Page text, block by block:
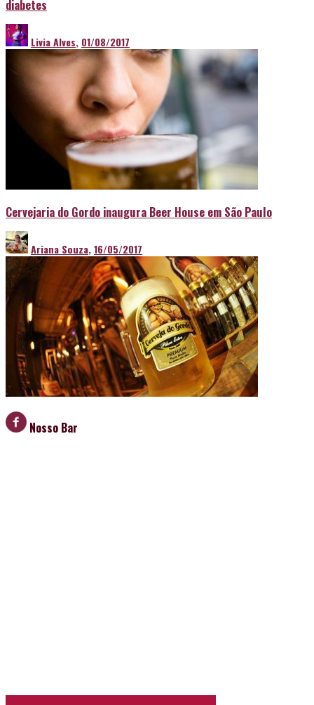
diabetes
Livia Alves, 01/08/2017
Cervejaria do Gordo inaugura Beer House em São Paulo
Ariana Souza,16/05/2017
Nosso Bar